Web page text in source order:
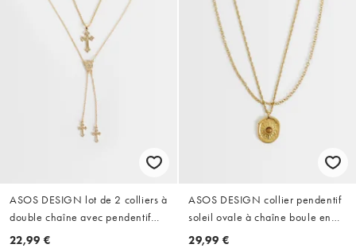
ASOS DESIGN lot de 2 colliers à
double chaîne avec pendentif
cupidon et croix doré
22,99 €
ASOS DESIGN collier pendentif
soleil ovale à chaîne boule en
acier inoxydable imperméable
29,99 €